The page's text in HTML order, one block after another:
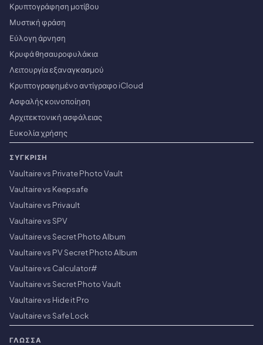
Κρυπτογράφηση μοτίβου
Μυστική φράση
Εύλογη άρνηση
Κρυφά θησαυροφυλάκια
Λειτουργία εξαναγκασμού
Κρυπτογραφημένο αντίγραφο iCloud
Ασφαλής κοινοποίηση
Αρχιτεκτονική ασφάλειας
Ευκολία χρήσης
ΣΎΓΚΡΙΣΗ
Vaultaire vs Private Photo Vault
Vaultaire vs Keepsafe
Vaultaire vs Privault
Vaultaire vs SPV
Vaultaire vs Secret Photo Album
Vaultaire vs PV Secret Photo Album
Vaultaire vs Calculator#
Vaultaire vs Secret Photo Vault
Vaultaire vs Hide it Pro
Vaultaire vs Safe Lock
ΓΛΏΣΣΑ